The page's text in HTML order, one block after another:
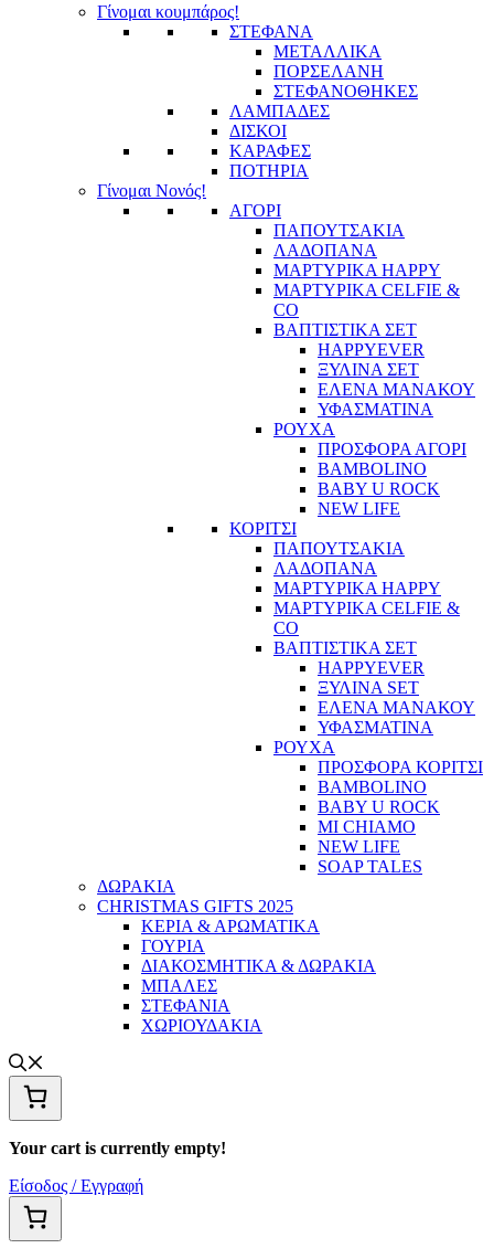
Γίνομαι κουμπάρος!
ΣΤΕΦΑΝΑ
ΜΕΤΑΛΛΙΚΑ
ΠΟΡΣΕΛΑΝΗ
ΣΤΕΦΑΝΟΘΗΚΕΣ
ΛΑΜΠΑΔΕΣ
ΔΙΣΚΟΙ
ΚΑΡΑΦΕΣ
ΠΟΤΗΡΙΑ
Γίνομαι Νονός!
ΑΓΟΡΙ
ΠΑΠΟΥΤΣΑΚΙΑ
ΛΑΔΟΠΑΝΑ
ΜΑΡΤΥΡΙΚΑ HAPPY
ΜΑΡΤΥΡΙΚΑ CELFIE &
CO
ΒΑΠΤΙΣΤΙΚΑ ΣΕΤ
HAPPYEVER
ΞΥΛΙΝΑ ΣΕΤ
ΕΛΕΝΑ ΜΑΝΑΚΟΥ
ΥΦΑΣΜΑΤΙΝΑ
ΡΟΥΧΑ
ΠΡΟΣΦΟΡΑ ΑΓΟΡΙ
BAMBOLINO
BABY U ROCK
NEW LIFE
ΚΟΡΙΤΣΙ
ΠΑΠΟΥΤΣΑΚΙΑ
ΛΑΔΟΠΑΝΑ
ΜΑΡΤΥΡΙΚΑ HAPPY
ΜΑΡΤΥΡΙΚΑ CELFIE &
CO
ΒΑΠΤΙΣΤΙΚΑ ΣΕΤ
HAPPYEVER
ΞΥΛΙΝΑ SET
ΕΛΕΝΑ ΜΑΝΑΚΟΥ
ΥΦΑΣΜΑΤΙΝΑ
ΡΟΥΧΑ
ΠΡΟΣΦΟΡΑ ΚΟΡΙΤΣΙ
BAMBOLINO
BABY U ROCK
MI CHIAMO
NEW LIFE
SOAP TALES
ΔΩΡΑΚΙΑ
CHRISTMAS GIFTS 2025
ΚΕΡΙΑ & ΑΡΩΜΑΤΙΚΑ
ΓΟΥΡΙΑ
ΔΙΑΚΟΣΜΗΤΙΚΑ & ΔΩΡΑΚΙΑ
ΜΠΑΛΕΣ
ΣΤΕΦΑΝΙΑ
ΧΩΡΙΟΥΔΑΚΙΑ
Your cart is currently empty!
Είσοδος / Εγγραφή